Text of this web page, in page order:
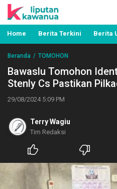
Liputan Kawanua
Berita Manado, Sulawesi
Pemerintahan, Hukum
Home Berita Terkini Berita
Beranda TOMOHON
Bawaslu Tomohon
Stenly Cs Pastikan
29/08/2024 5:09 PM
Terry Wagiu
Tim Redaksi